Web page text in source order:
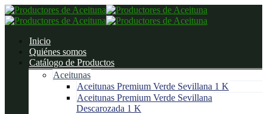
Inicio
Quiénes somos
Catálogo de Productos
Aceitunas
Aceitunas Premium Verde Sevillana 1 K
Aceitunas Premium Verde Sevillana
Descarozada 1 K